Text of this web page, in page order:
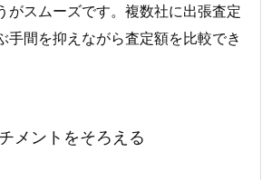
がスムーズです。複数社に出張査定
手間を抑えながら査定額を比較でき
メントをそろえる